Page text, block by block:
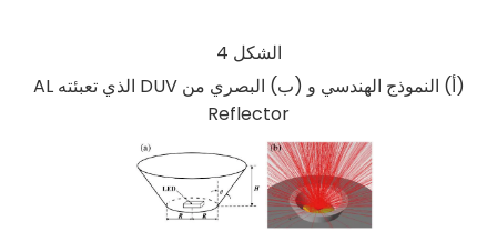
الشكل 4
(أ) النموذج الهندسي و (ب) البصري من DUV الذي تعبئته AL
Reflector